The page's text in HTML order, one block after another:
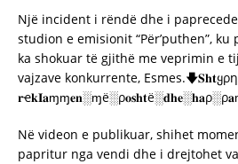
Një incident i rëndë dhe i
studion e emisionit “Për’puthen”,
ka shokuar të gjithë me veprimin e
vajzave konkurrente,
Në videon e publikuar, shihet
papritur nga vendi dhe i drejtohet